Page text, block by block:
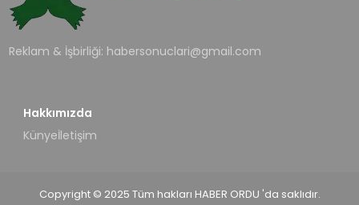
Reklam & İşbirliği: habersonuclari@gmail.com
Hakkımızda
Künyeİletişim
Copyright © 2025 Tüm hakları HABER ORDU 'da saklıdır.